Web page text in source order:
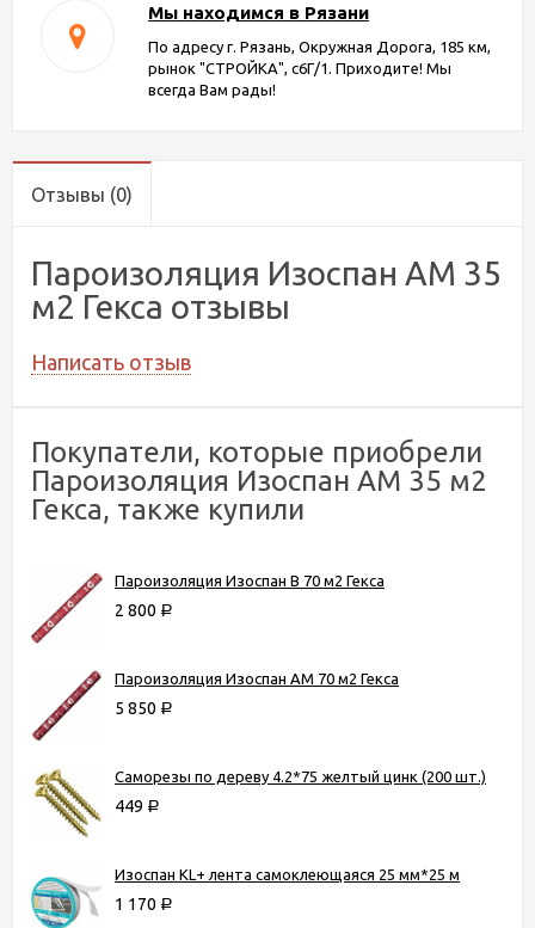
Мы находимся в Рязани
По адресу г. Рязань, Окружная Дорога, 185 км,
рынок "СТРОЙКА", с6Г/1. Приходите! Мы
всегда Вам рады!
Отзывы (0)
Пароизоляция Изоспан AM 35
м2 Гекса отзывы
Написать отзыв
Покупатели, которые приобрели
Пароизоляция Изоспан AM 35 м2
Гекса, также купили
Пароизоляция Изоспан B 70 м2 Гекса
2 800 Р
Пароизоляция Изоспан AМ 70 м2 Гекса
5 850 Р
Саморезы по дереву 4.2*75 желтый цинк (200 шт.)
449 Р
Изоспан KL+ лента самоклеющаяся 25 мм*25 м
1 170 Р